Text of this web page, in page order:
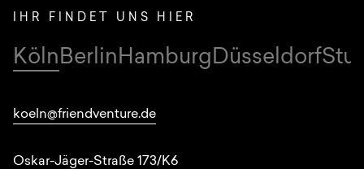
IHR FINDET UNS HIER
Standorte
KölnBerlinHamburgDüsseldorf
koeln@friendventure.de
Oskar-Jäger-Straße 173/K6